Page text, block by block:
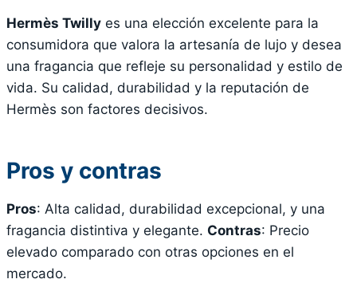
Hermès Twilly es una elección excelente para la
consumidora que valora la artesanía de lujo y desea
una fragancia que refleje su personalidad y estilo de
vida. Su calidad, durabilidad y la reputación de
Hermès son factores decisivos.
Pros y contras
Pros: Alta calidad, durabilidad excepcional, y una
fragancia distintiva y elegante. Contras: Precio
elevado comparado con otras opciones en el
mercado.